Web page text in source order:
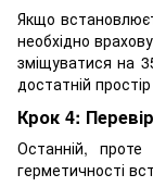
Якщо
необхідно
зміщуватися на
достатній
Крок 4:
Останній,
герметичності